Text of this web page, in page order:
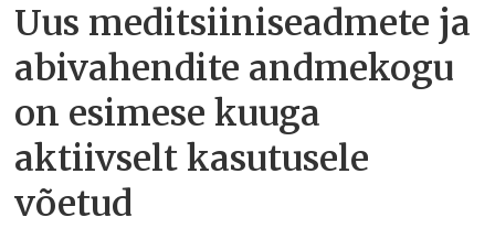
Uus meditsiiniseadmete ja
abivahendite andmekogu
on esimese kuuga
aktiivselt kasutusele
võetud